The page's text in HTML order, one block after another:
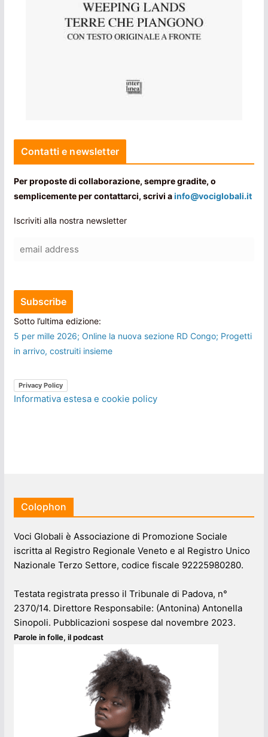
Contatti e newsletter
Per proposte di collaborazione, sempre gradite, o
semplicemente per contattarci, scrivi ainfo@vociglobali.it
Iscriviti alla nostra newsletter
Sotto l’ultima edizione:
5 per mille 2026; Online la nuova sezione RD Congo; Progetti
in arrivo, costruiti insieme
Privacy Policy
Informativa estesa e cookie policy
Colophon
Voci Globali è Associazione di Promozione Sociale
iscritta al Registro Regionale Veneto e al Registro Unico
Nazionale Terzo Settore, codice fiscale 92225980280.
Testata registrata presso il Tribunale di Padova, n°
2370/14. Direttore Responsabile: (Antonina) Antonella
Sinopoli. Pubblicazioni sospese dal novembre 2023.
Parole in folle, il podcast